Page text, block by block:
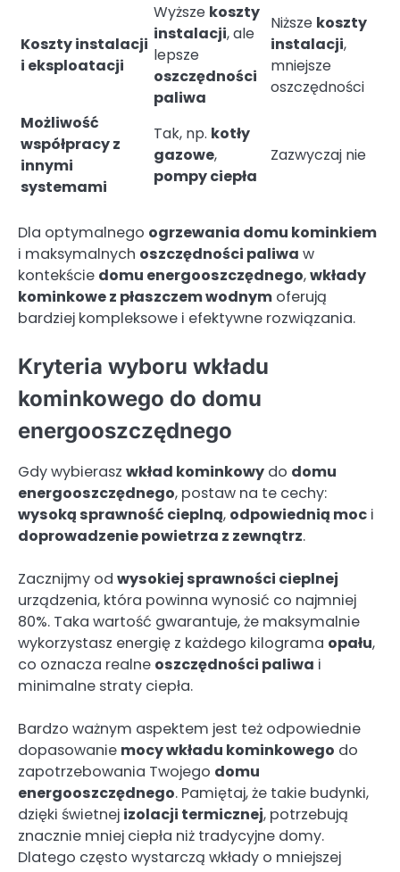
Koszty instalacji
i eksploatacji
Wyższe koszty
instalacji, ale
lepsze
oszczędności
paliwa
Niższe koszty
instalacji,
mniejsze
oszczędności
Możliwość
współpracy z
innymi
systemami
Tak, np. kotły
gazowe,
pompy ciepła
Zazwyczaj nie
Dla optymalnego ogrzewania domu kominkiem
i maksymalnych oszczędności paliwa w
kontekście domu energooszczędnego,wkłady
kominkowe z płaszczem wodnym oferują
bardziej kompleksowe i efektywne rozwiązania.
Kryteria wyboru wkładu
kominkowego do domu
energooszczędnego
Gdy wybierasz wkład kominkowy do domu
energooszczędnego, postaw na te cechy:
wysoką sprawność cieplną, odpowiednią moc i
doprowadzenie powietrza z zewnątrz.
Zacznijmy od wysokiej sprawności cieplnej
urządzenia, która powinna wynosić co najmniej
80%. Taka wartość gwarantuje, że maksymalnie
wykorzystasz energię z każdego kilograma opału,
co oznacza realne oszczędności paliwa i
minimalne straty ciepła.
Bardzo ważnym aspektem jest też odpowiednie
dopasowanie mocy wkładu kominkowego do
zapotrzebowania Twojego domu
energooszczędnego. Pamiętaj, że takie budynki,
dzięki świetnej izolacji termicznej, potrzebują
znacznie mniej ciepła niż tradycyjne domy.
Dlatego często wystarczą wkłady o mniejszej